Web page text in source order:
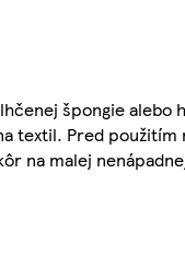
špongie
Pred
na malej